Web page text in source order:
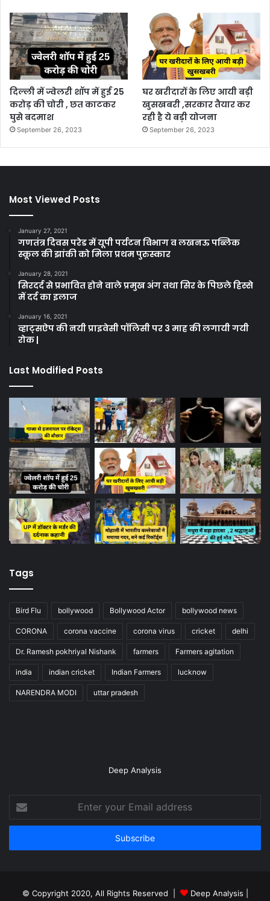
दिल्ली में ज्वेलरी शॉप में हुई 25
करोड़ की चोरी , छत काटकर
घुसे बदमाश
September 26, 2023
घर खरीदारों के लिए आयी बड़ी
खुसखबरी ,सरकार तैयार कर
रही है ये बड़ी योजना
September 26, 2023
Most Viewed Posts
January 27, 2021
गणतंत्र दिवस परेड में यूपी पर्यटन विभाग व लखनऊ पब्लिक
स्कूल की झांकी को मिला प्रथम पुरुस्कार
January 28, 2021
सिरदर्द से प्रभावित होने वाले प्रमुख अंग तथा सिर के पिछले हिस्से
में दर्द का इलाज
January 16, 2021
व्हाट्सऐप की नयी प्राइवेसी पॉलिसी पर 3 माह की लगायी गयी
रोक |
Last Modified Posts
Tags
Bird Flu bollywood Bollywood Actor bollywood news
CORONA corona vaccine corona virus cricket delhi
Dr. Ramesh pokhriyal Nishank farmers Farmers agitation
india indian cricket Indian Farmers lucknow
NARENDRA MODI uttar pradesh
Deep Analysis
Enter
your
Email
© Copyright 2020, All Rights Reserved | Deep Analysis